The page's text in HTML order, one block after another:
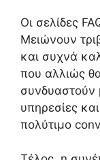
Οι σελίδες
Μειώνουν
και συχνά
που αλλιώς
συνδυαστούν
υπηρεσίες
πολύτιμο